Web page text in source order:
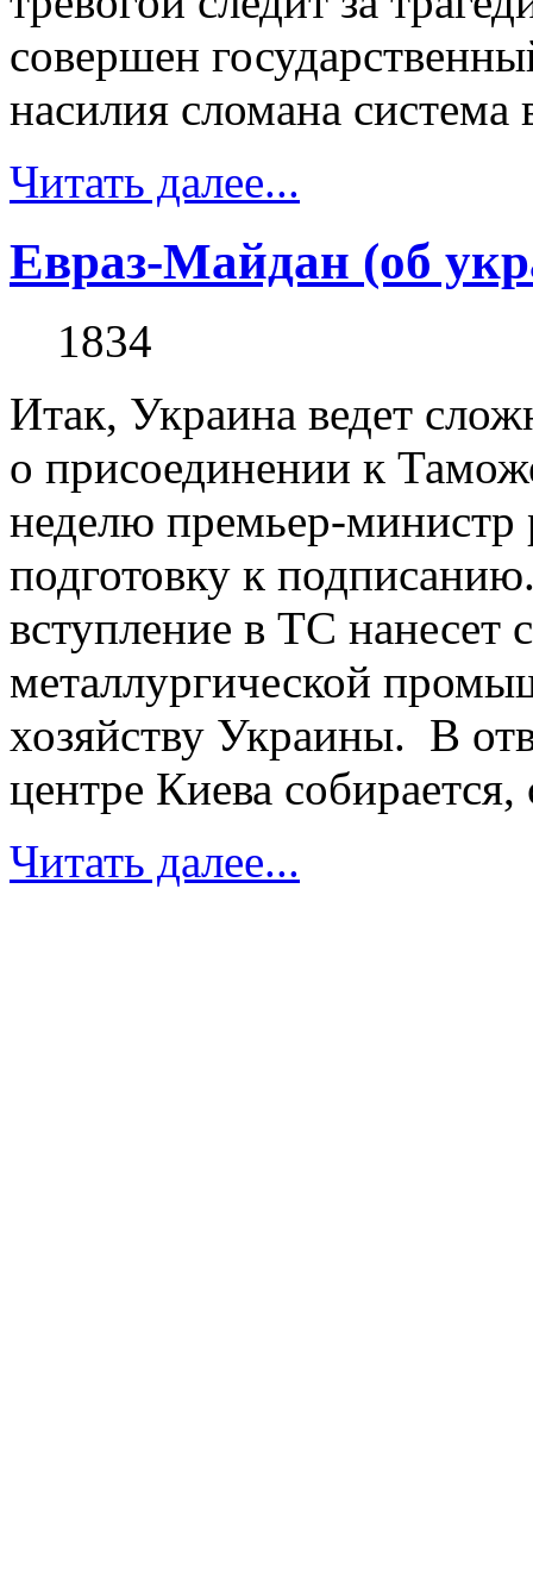
совершен
насилия сломана система
Читать далее...
Евраз-Майдан (об
1834
Итак, Украина ведет
о присоединении к
неделю премьер-министр
подготовку к
вступление в ТС нанесет
металлургической
хозяйству Украины. В
центре Киева
Читать далее...